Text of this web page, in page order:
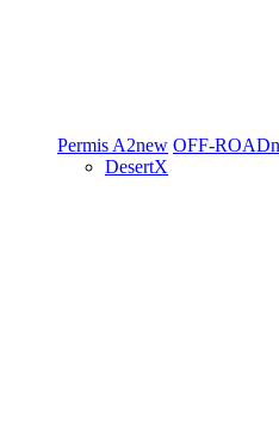
Permis A2new OFF-ROAD
DesertX